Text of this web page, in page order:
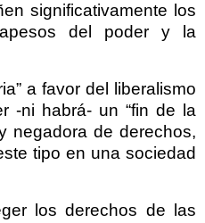
significativamente los
del poder y la
a favor del liberalismo
-ni habrá- un “fin de la
negadora de derechos,
tipo en una sociedad
los derechos de las